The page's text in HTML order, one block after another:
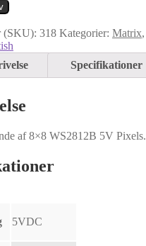
(SKU): 318 Kategorier: Matrix,
Specifikationer
af 8×8 WS2812B 5V Pixels.
5VDC